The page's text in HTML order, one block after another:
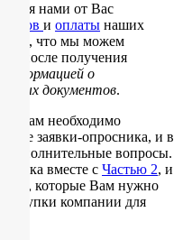
нами от Вас
и оплаты наших
что мы можем
после получения
информацией о
документов.
нам необходимо
заявки-опросника, и в
дополнительные вопросы.
вместе с Частью 2, и
которые Вам нужно
покупки компании для